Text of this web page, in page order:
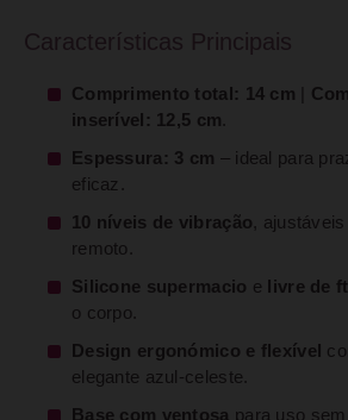
Características Principais
Comprimento total: 14 cm
inserível: 12,5 cm
Espessura: 3 cm – ideal para
eficaz.
10 níveis de vibração,
remoto.
Silicone supermacio e livre de
o corpo.
Design ergonómico e flexível
elegante azul-celeste.
Base com ventosa para uso